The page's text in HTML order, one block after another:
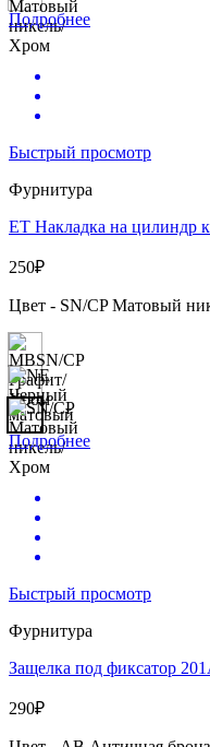
Подробнее
Быстрый просмотр
Фурнитура
ET Накладка на цилиндр
250₽
Цвет - SN/CP Матовый
Подробнее
Быстрый просмотр
Фурнитура
Защелка под фиксатор
290₽